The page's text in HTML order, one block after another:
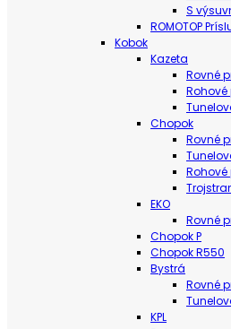
S
ROMOTOP
Kobok
Kazeta
Rovné
Rohové
Chopok
Rovné
Rohové
EKO
Rovné
Chopok P
Chopok R550
Bystrá
Rovné
KPL